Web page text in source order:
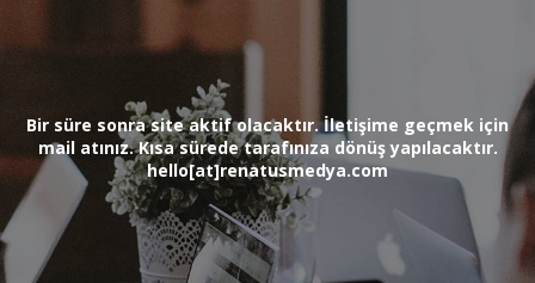
Bir süre sonra site aktif olacaktır. İletişime geçmek için
mail atınız. Kısa sürede tarafınıza dönüş yapılacaktır.
hello[at]renatusmedya.com